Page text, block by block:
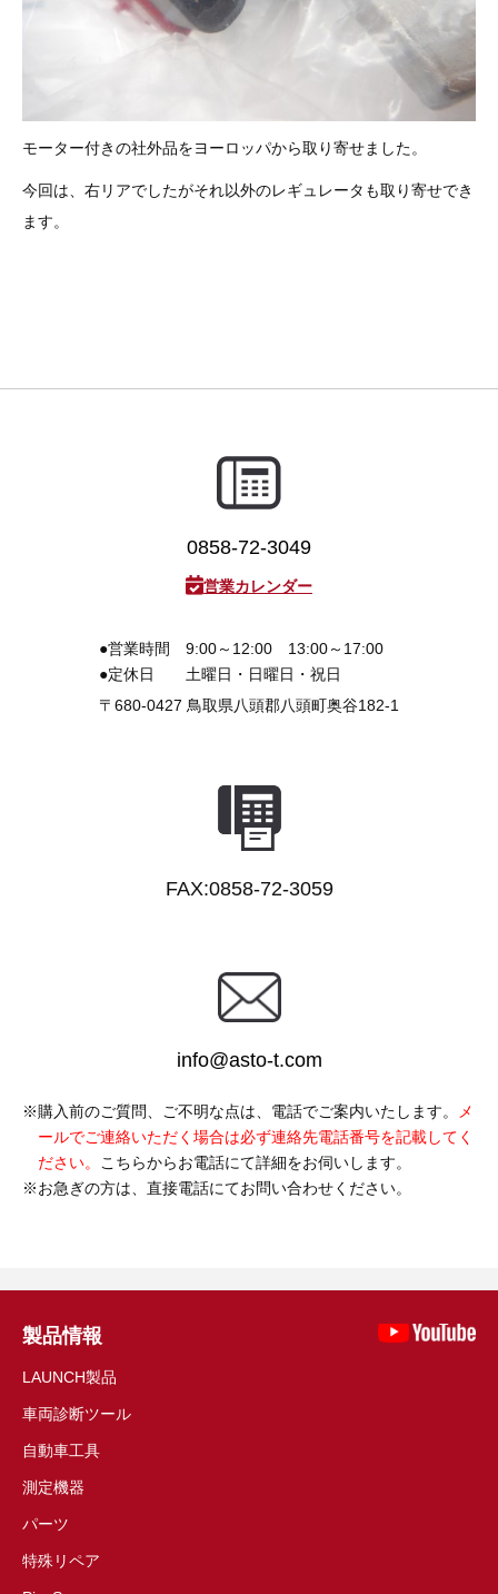
モーター付きの社外品をヨーロッパから取り寄せました。
今回は、右リアでしたがそれ以外のレギュレータも取り寄せでき
ます。
0858-72-3049
営業カレンダー
●営業時間
9:00～12:00 13:00～17:00
●定休日
土曜日・日曜日・祝日
〒680-0427 鳥取県八頭郡八頭町奥谷182-1
FAX:0858-72-3059
info@asto-t.com
購入前のご質問、ご不明な点は、電話でご案内いたします。
メ
ールでご連絡いただく場合は必ず連絡先電話番号を記載してく
ださい。
こちらからお電話にて詳細をお伺いします。
お急ぎの方は、直接電話にてお問い合わせください。
製品情報
LAUNCH製品
車両診断ツール
自動車工具
測定機器
パーツ
特殊リペア